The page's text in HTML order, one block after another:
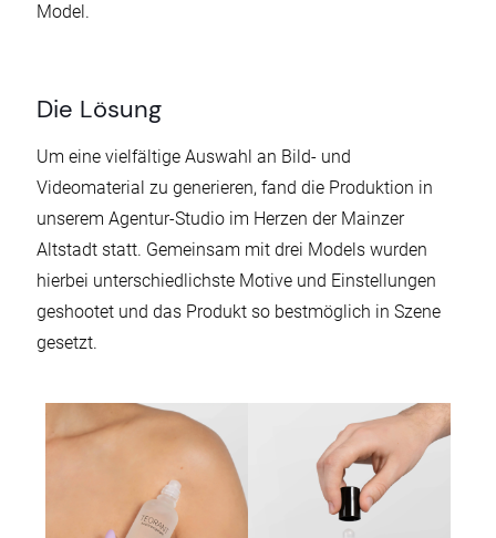
Model.
Die Lösung
Um eine vielfältige Auswahl an Bild- und
Videomaterial zu generieren, fand die Produktion in
unserem Agentur-Studio im Herzen der Mainzer
Altstadt statt. Gemeinsam mit drei Models wurden
hierbei unterschiedlichste Motive und Einstellungen
geshootet und das Produkt so bestmöglich in Szene
gesetzt.